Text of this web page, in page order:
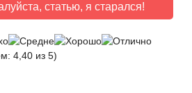
статью, я старался!
4,40 из 5)